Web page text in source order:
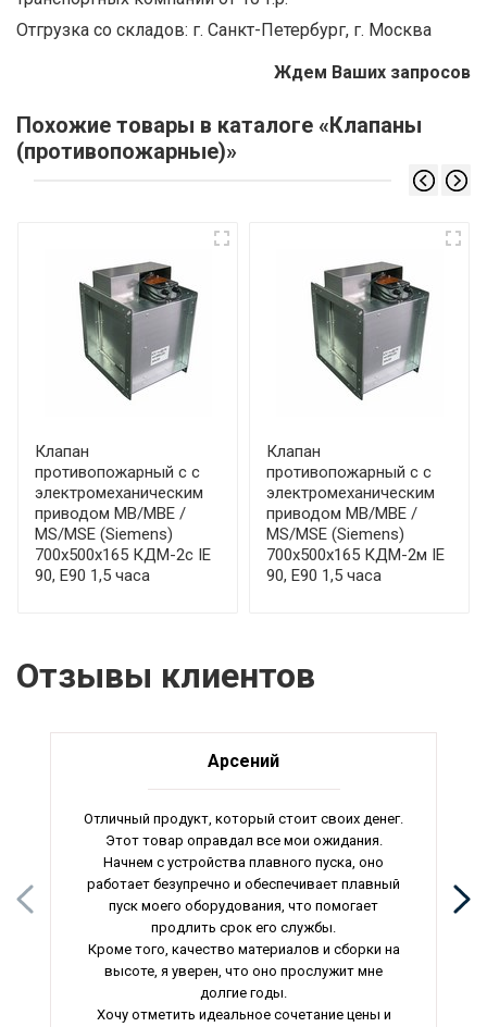
Отгрузка со складов: г. Санкт-Петербург, г. Москва
Ждем Ваших запросов
Похожие товары в каталоге «Клапаны
(противопожарные)»
Клапан
противопожарный с с
электромеханическим
приводом МВ/МВЕ /
MS/MSE (Siemens)
700x500x165 КДМ-2с IE
90, E90 1,5 часа
Клапан
противопожарный с с
электромеханическим
приводом МВ/МВЕ /
MS/MSE (Siemens)
700x500x165 КДМ-2м IE
90, E90 1,5 часа
Отзывы клиентов
Арсений
Отличный продукт, который стоит своих денег.
Этот товар оправдал все мои ожидания.
Начнем с устройства плавного пуска, оно
работает безупречно и обеспечивает плавный
пуск моего оборудования, что помогает
продлить срок его службы.
Кроме того, качество материалов и сборки на
высоте, я уверен, что оно прослужит мне
долгие годы.
Хочу отметить идеальное сочетание цены и